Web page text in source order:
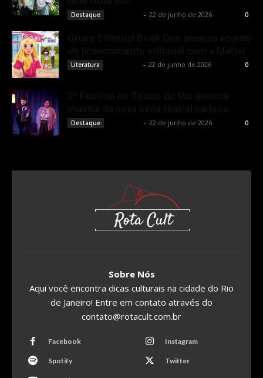
Destaque - 22 de junho de 2026 0
Literatura - 22 de junho de 2026 0
Destaque - 22 de junho de 2026 0
Sobre Nós
Aqui você encontra dicas culturais na cidade do Rio
de Janeiro! Entre em contato através do
contato@rotacult.com.br
Facebook Instagram
Spotify Twitter